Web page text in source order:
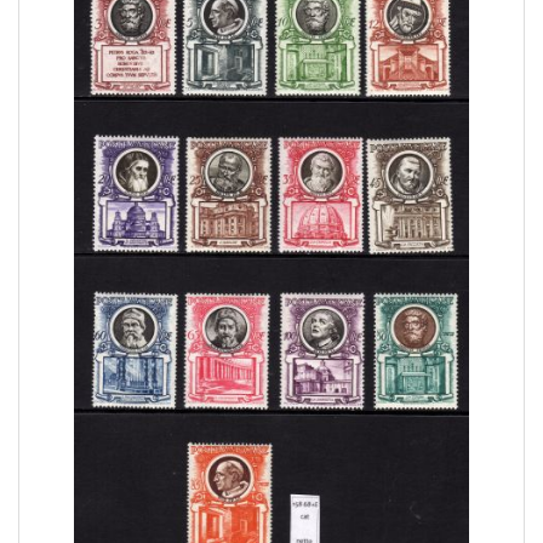
COLONIE ITALIANE ISOLE EGEO SCARPANTO 14
COLONIE ITALIANE ISOLE EGEO SIMI 19
COLONIE ITALIANE ISOLE EGEO STAMPALIA 28
COLONIE ITALIANE LA CANEA 1
COLONIE ITALIANE LIBIA 41
COLONIE ITALIANE LUBIANA 2
COLONIE ITALIANE MEF 1
COLONIE ITALIANE MONTENEGRO 1
COLONIE ITALIANE OCCUPAZIONE FIUME 1
COLONIE ITALIANE OLTRE GIUBA 30
COLONIE ITALIANE PECHINO 1
COLONIE ITALIANE SASENO 10
COLONIE ITALIANE SOMALIA 185
COLONIE ITALIANE TIENTSIN 1
COLONIE ITALIANE TRIPOLI DI BARBERIA 1
COLONIE ITALIANE TRIPOLITANIA 98
COLONIE ITALIANE ZARA 2
COLONIE ITALIANE ZONA FIUMANO KUPA 2
6
EMISSIONI LOCALI TERAMO 16